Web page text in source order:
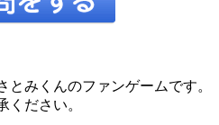
とみくんのファンゲームです。
ください。